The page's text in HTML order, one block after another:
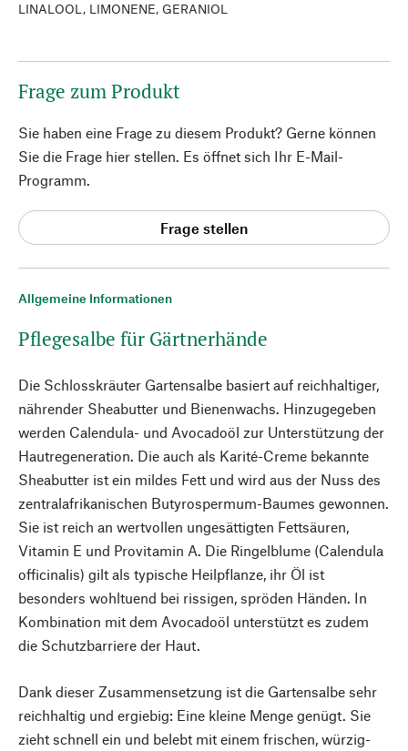
Allgemeine Informationen
Pflegesalbe für Gärtnerhände
Die Schlosskräuter Gartensalbe basiert auf reichhaltiger,
nährender Sheabutter und Bienenwachs. Hinzugegeben
werden Calendula- und Avocadoöl zur Unterstützung der
Hautregeneration. Die auch als Karité-Creme bekannte
Sheabutter ist ein mildes Fett und wird aus der Nuss des
zentralafrikanischen Butyrospermum-Baumes gewonnen.
Sie ist reich an wertvollen ungesättigten Fettsäuren,
Vitamin E und Provitamin A. Die Ringelblume (Calendula
officinalis) gilt als typische Heilpflanze, ihr Öl ist
besonders wohltuend bei rissigen, spröden Händen. In
Kombination mit dem Avocadoöl unterstützt es zudem
die Schutzbarriere der Haut.
Dank dieser Zusammensetzung ist die Gartensalbe sehr
reichhaltig und ergiebig: Eine kleine Menge genügt. Sie
zieht schnell ein und belebt mit einem frischen, würzig-
LINALOOL, LIMONENE, GERANIOL
Frage zum Produkt
Sie haben eine Frage zu diesem Produkt? Gerne können
Sie die Frage hier stellen. Es öffnet sich Ihr E-Mail-
Programm.
Frage stellen